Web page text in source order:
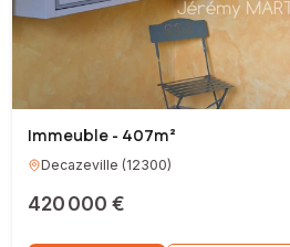
Immeuble - 407m²
Decazeville (12300)
420 000 €